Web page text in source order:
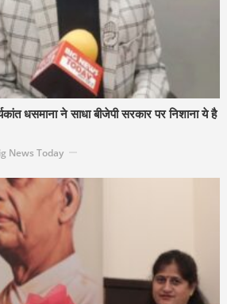
धसमाना ने साधा बीजेपी सरकार पर निशाना ये है
News Today